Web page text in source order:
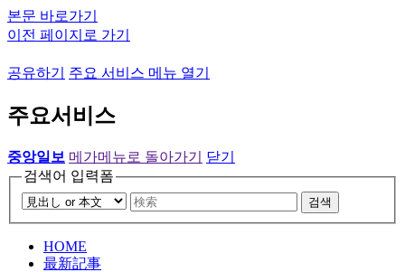
본문 바로가기
이전 페이지로 가기
공유하기 주요 서비스 메뉴 열기
주요서비스
중앙일보 메가메뉴로 돌아가기
닫기
검색어 입력폼
검색
HOME
最新記事